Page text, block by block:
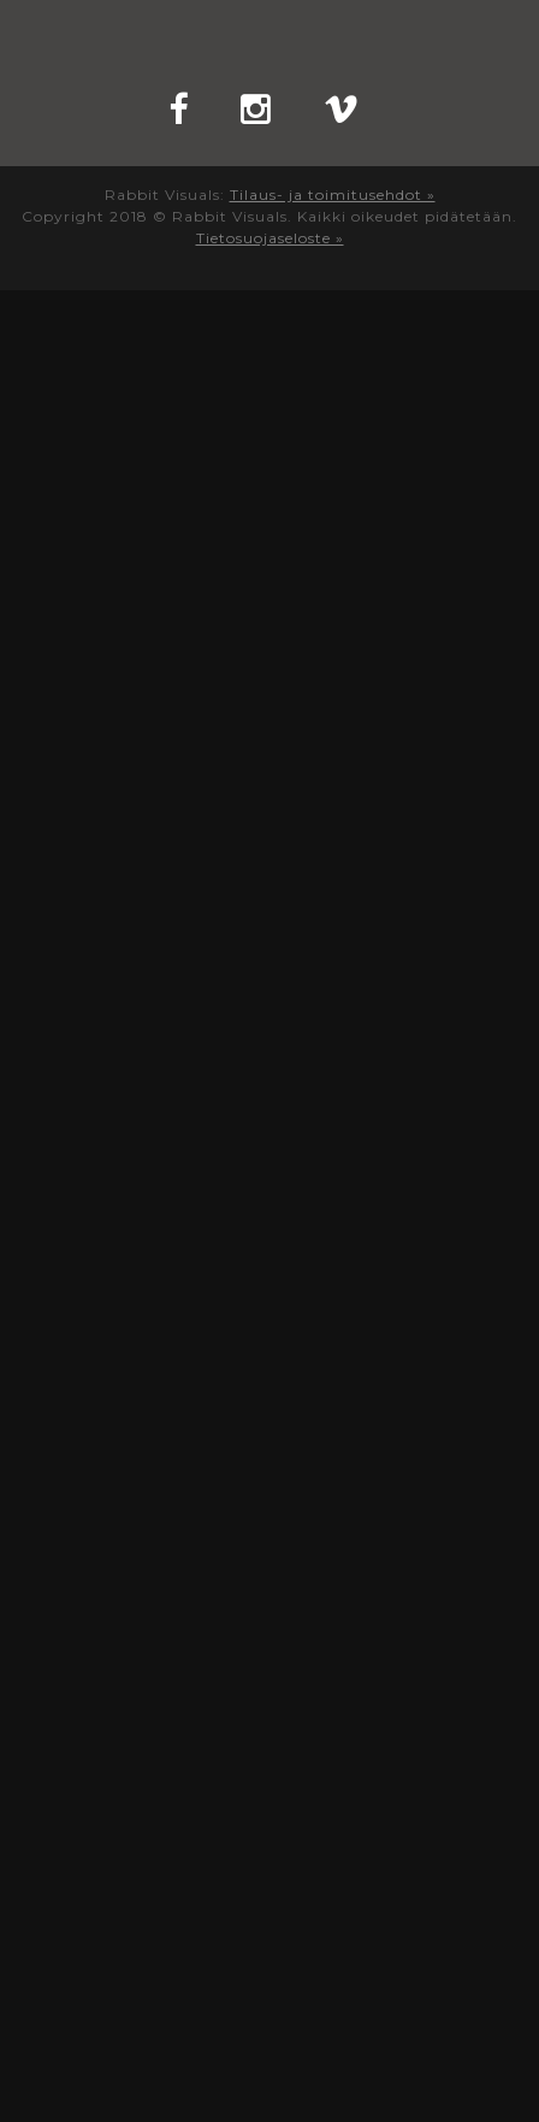
Rabbit Visuals: Tilaus- ja toimitusehdot »
Copyright 2018 © Rabbit Visuals. Kaikki oikeudet pidätetään.
Tietosuojaseloste »